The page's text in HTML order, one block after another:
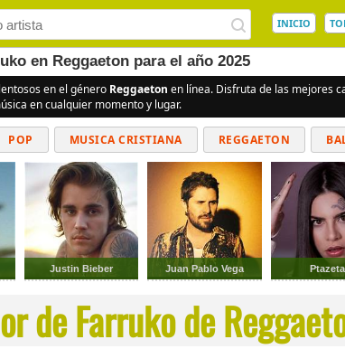
INICIO
en Reggaeton para el año 2025
en el género Reggaeton en línea. Disfruta de las mejores
en cualquier momento y lugar.
POP MUSICA CRISTIANA REGGAETON
CUMBIAS
Justin Bieber Juan Pablo Vega Ptazeta
de Farruko de